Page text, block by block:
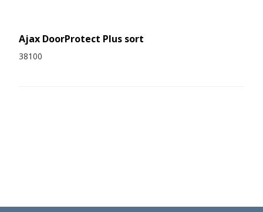
Ajax DoorProtect Plus sort
38100